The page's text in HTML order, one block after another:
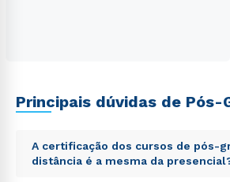
Principais dúvidas de Pós-
A certificação dos cursos de pós-
distância é a mesma da
Rápido e fácil
WhatsApp